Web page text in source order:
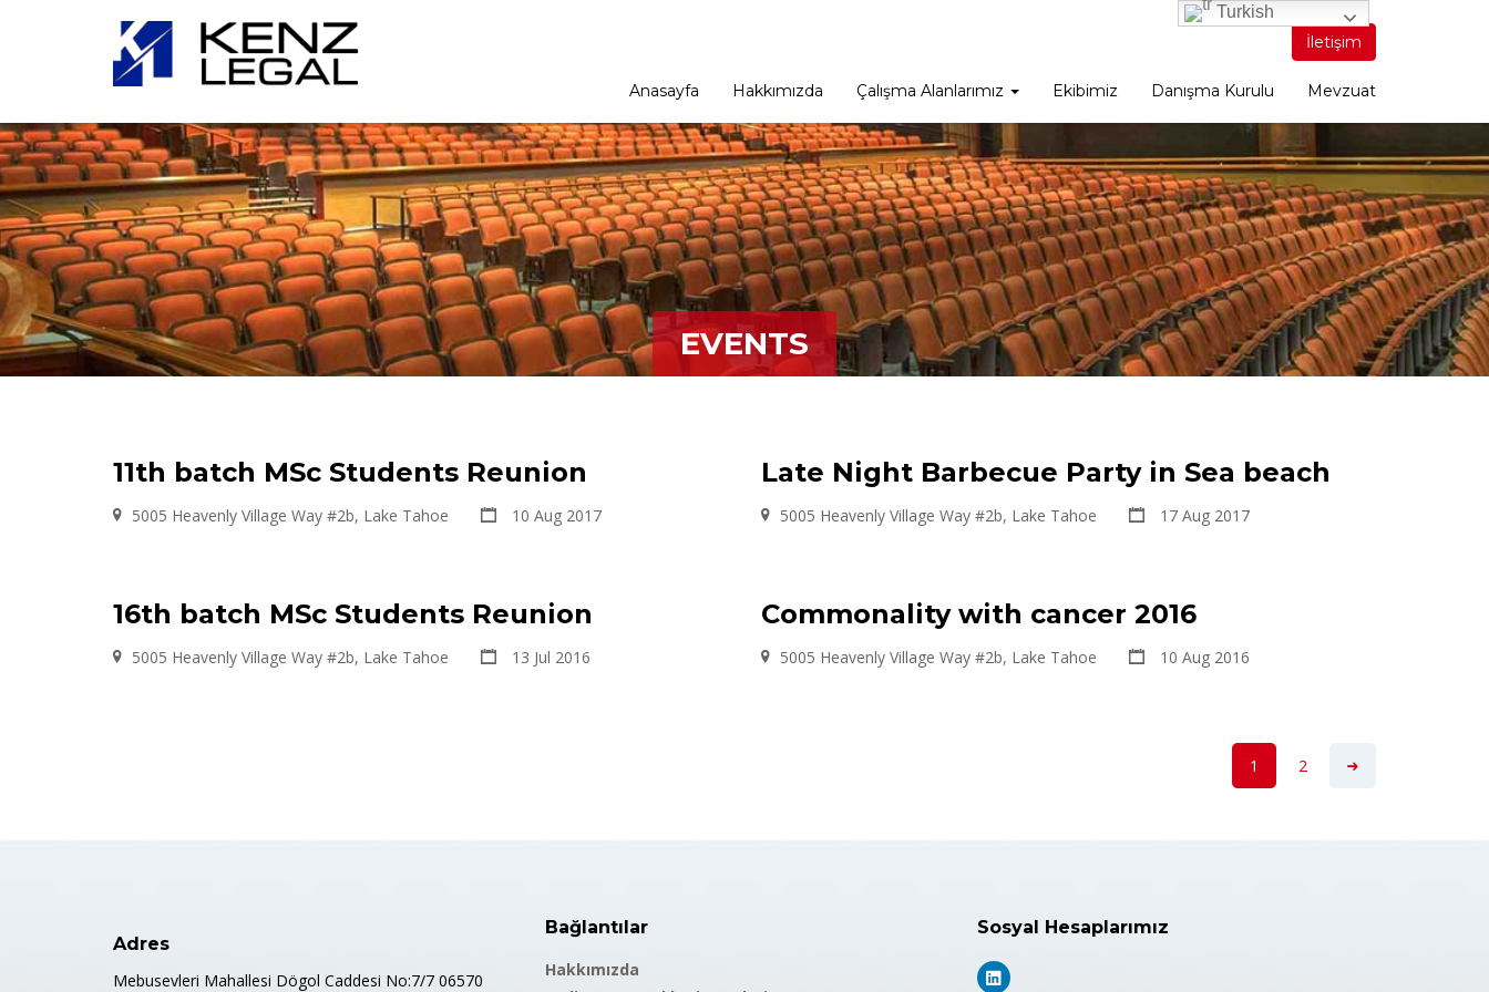
İletişim
Anasayfa Hakkımızda Çalışma Alanlarımız Ekibimiz Danışma Kurulu Mevzuat
EVENTS
11th batch MSc Students Reunion
5005 Heavenly Village Way #2b, Lake Tahoe 10 Aug 2017
Late Night Barbecue Party in Sea beach
5005 Heavenly Village Way #2b, Lake Tahoe 17 Aug 2017
16th batch MSc Students Reunion
5005 Heavenly Village Way #2b, Lake Tahoe 13 Jul 2016
Commonality with cancer 2016
5005 Heavenly Village Way #2b, Lake Tahoe 10 Aug 2016
1 2
Adres
Mebusevleri Mahallesi Dögol Caddesi No:7/7 06570
Bağlantılar
Hakkımızda
Sosyal Hesaplarımız
Turkish